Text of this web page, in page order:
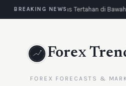
BREAKING NEWSEmas Tertahan di
Forex
FOREX FORECASTS &